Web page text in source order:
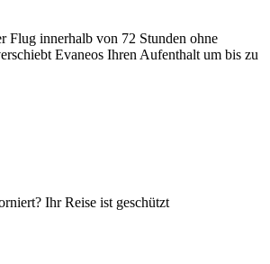
Flug innerhalb von 72 Stunden ohne
Evaneos Ihren Aufenthalt um bis zu
Ihr Reise ist geschützt